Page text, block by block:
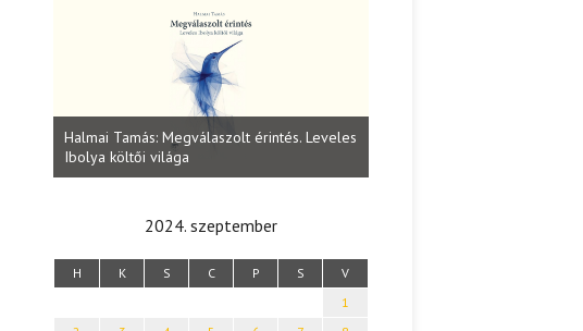
Halmai Tamás: Megválaszolt érintés. Leveles
Ibolya költői világa
2024. szeptember
H K S C P S V
1